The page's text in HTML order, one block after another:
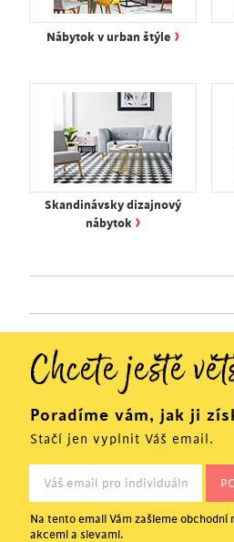
Nábytok v urban štýle ›
Skandinávsky dizajnový
nábytok ›
Chcete ještě
Poradíme vám, jak ji
Stačí jen vyplnit Váš email.
Na tento email Vám zašleme obchodní
akcemi a slevami.